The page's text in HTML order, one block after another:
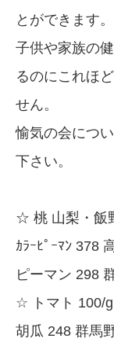
とができます。
子供や家族の
るのにこれほ
せん。
愉気の会につ
下さい。
☆ 桃 山梨・飯
ｶﾗｰﾋﾟｰﾏﾝ 378
ピーマン 298
☆ トマト 100/
胡瓜 248 群馬